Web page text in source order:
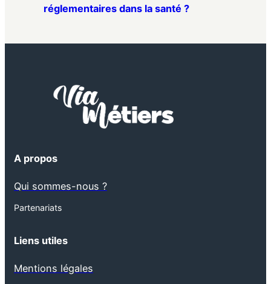
réglementaires dans la santé ?
A propos
Qui sommes-nous ?
Partenariats
Liens utiles
Mentions légales